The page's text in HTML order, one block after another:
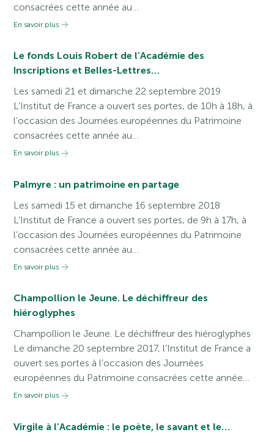
consacrées cette année au…
En savoir plus
Le fonds Louis Robert de l’Académie des
Inscriptions et Belles-Lettres…
Les samedi 21 et dimanche 22 septembre 2019
L’Institut de France a ouvert ses portes, de 10h à 18h, à
l’occasion des Journées européennes du Patrimoine
consacrées cette année au…
En savoir plus
Palmyre : un patrimoine en partage
Les samedi 15 et dimanche 16 septembre 2018
L’Institut de France a ouvert ses portes, de 9h à 17h, à
l’occasion des Journées européennes du Patrimoine
consacrées cette année au…
En savoir plus
Champollion le Jeune. Le déchiffreur des
hiéroglyphes
Champollion le Jeune. Le déchiffreur des hiéroglyphes
Le dimanche 20 septembre 2017, l’Institut de France a
ouvert ses portes à l’occasion des Journées
européennes du Patrimoine consacrées cette année…
En savoir plus
Virgile à l’Académie : le poète, le savant et le…